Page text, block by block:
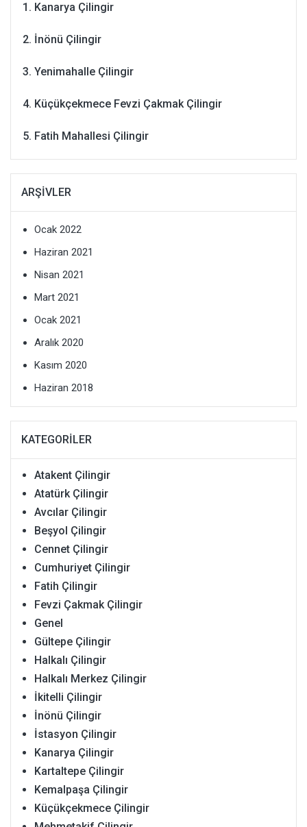
Kanarya Çilingir
İnönü Çilingir
Yenimahalle Çilingir
Küçükçekmece Fevzi Çakmak Çilingir
Fatih Mahallesi Çilingir
ARŞIVLER
Ocak 2022
Haziran 2021
Nisan 2021
Mart 2021
Ocak 2021
Aralık 2020
Kasım 2020
Haziran 2018
KATEGORILER
Atakent Çilingir
Atatürk Çilingir
Avcılar Çilingir
Beşyol Çilingir
Cennet Çilingir
Cumhuriyet Çilingir
Fatih Çilingir
Fevzi Çakmak Çilingir
Genel
Gültepe Çilingir
Halkalı Çilingir
Halkalı Merkez Çilingir
İkitelli Çilingir
İnönü Çilingir
İstasyon Çilingir
Kanarya Çilingir
Kartaltepe Çilingir
Kemalpaşa Çilingir
Küçükçekmece Çilingir